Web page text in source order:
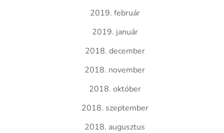
2019. február
2019. január
2018. december
2018. november
2018. október
2018. szeptember
2018. augusztus